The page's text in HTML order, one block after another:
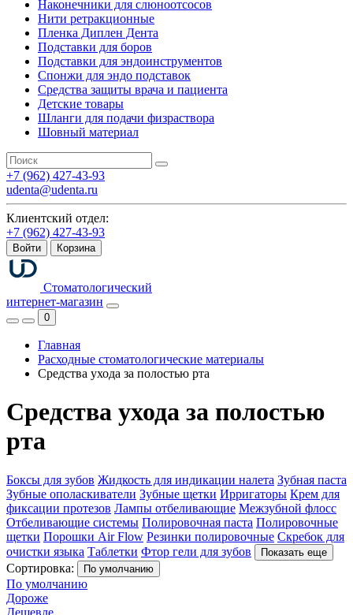
Наконечники для слюноотсосов
Нити ретракционные
Пленка Диплен Дента
Подставки для боров
Подставки для эндоинструментов
Спонжи для эндо подставок
Средства защиты врача и пациента
Детские товары
Шланги для подачи физраствора
Шовный материал
+7 (962) 427-43-93
udenta@udenta.ru
Клиентский отдел:
+7 (962) 427-43-93
Войти Корзина
Стоматологический
интернет-магазин
0
Главная
Расходные стоматологические материалы
Средства ухода за полостью рта
Средства ухода за полостью
рта
Боксы для зубов Жидкость для индикации налета Зубная паста
Зубные ополаскиватели Зубные щетки Ирригаторы Крем для
фиксации протезов Лампы отбеливающие Межзубной флосс
Отбеливающие системы Полировочная паста Полировочные
щетки Порошки Air Flow Резинки полировочные Скребок для
очистки языка Таблетки Фтор гели для зубов Показать еще
Сортировка: По умолчанию
По умолчанию
Дороже
Дешевле